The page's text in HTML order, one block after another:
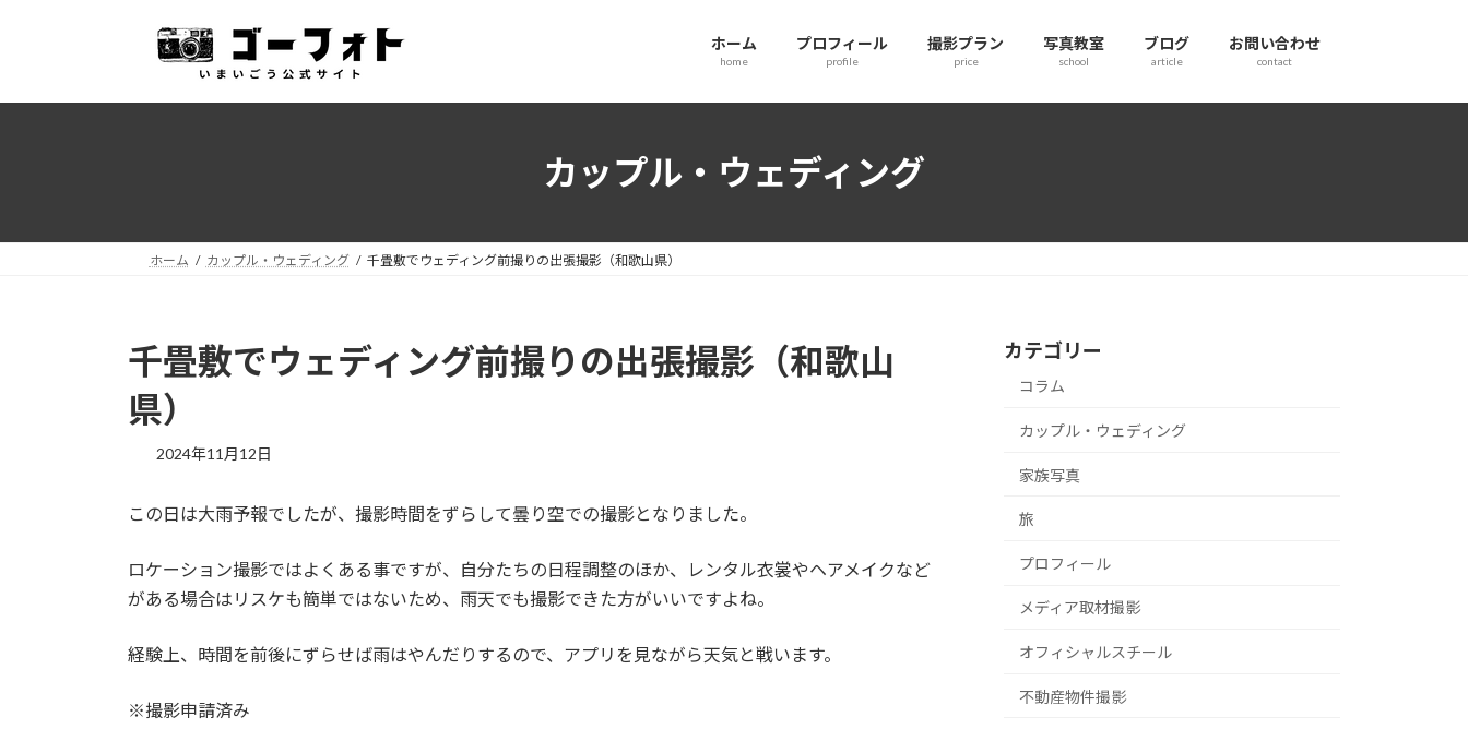
プ
動
ホーム
home
プロフィール
profile
撮影プラン
price
写真教室
school
ブログ
article
お問い合わせ
contact
カップル・ウェディング
ホーム カップル・ウェディング 千畳敷でウェディング前撮りの出張撮影（和歌山県）
千畳敷でウェディング前撮りの出張撮影（和歌山
県）
2024年11月12日
この日は大雨予報でしたが、撮影時間をずらして曇り空での撮影となりました。
ロケーション撮影ではよくある事ですが、自分たちの日程調整のほか、レンタル衣裳やヘアメイクなど
がある場合はリスケも簡単ではないため、雨天でも撮影できた方がいいですよね。
経験上、時間を前後にずらせば雨はやんだりするので、アプリを見ながら天気と戦います。
※撮影申請済み
カテゴリー
コラム
カップル・ウェディング
家族写真
旅
プロフィール
メディア取材撮影
オフィシャルスチール
不動産物件撮影